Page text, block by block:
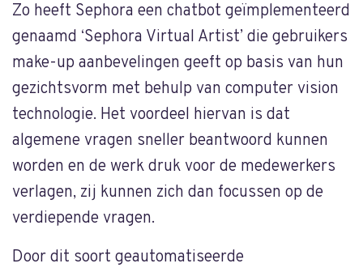
Zo heeft Sephora een chatbot geïmplementeerd
genaamd ‘Sephora Virtual Artist’ die gebruikers
make-up aanbevelingen geeft op basis van hun
gezichtsvorm met behulp van computer vision
technologie. Het voordeel hiervan is dat
algemene vragen sneller beantwoord kunnen
worden en de werk druk voor de medewerkers
verlagen, zij kunnen zich dan focussen op de
verdiepende vragen.
Door dit soort geautomatiseerde